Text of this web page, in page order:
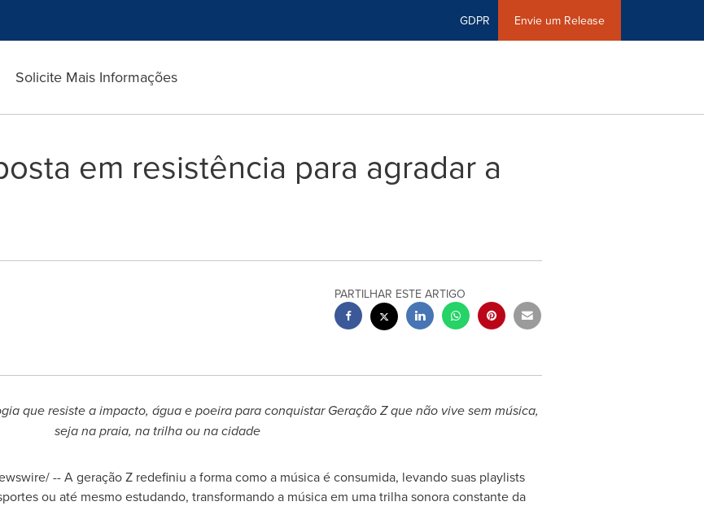
GDPR Envie um Release
Solicite Mais Informações
em resistência para agradar a
PARTILHAR ESTE ARTIGO
que resiste a impacto, água e poeira para conquistar Geração Z que não vive sem música,
seja na praia, na trilha ou na cidade
-- A geração Z redefiniu a forma como a música é consumida, levando suas playlists
ou até mesmo estudando, transformando a música em uma trilha sonora constante da